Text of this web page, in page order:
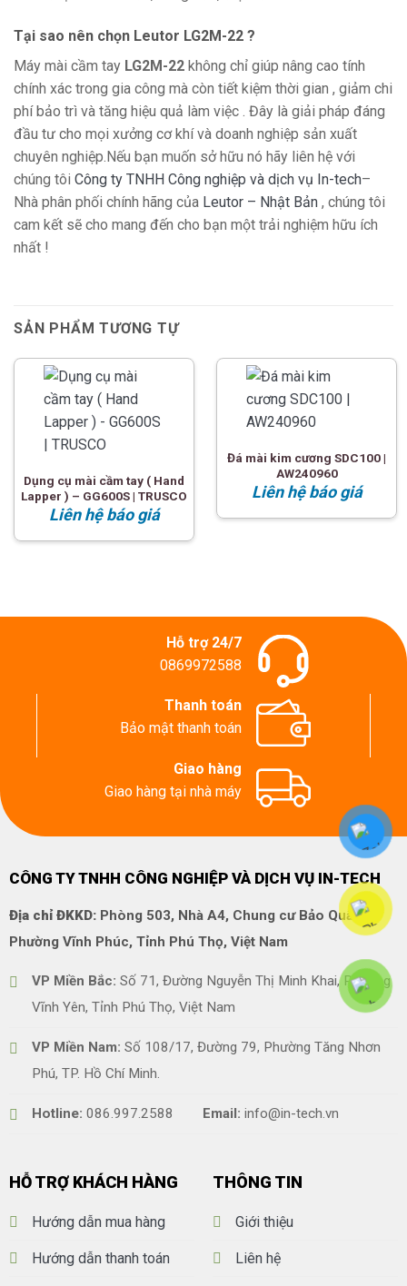
Tại sao nên chọn Leutor LG2M-22 ?
Máy mài cầm tay LG2M-22 không chỉ giúp nâng cao tính
chính xác trong gia công mà còn tiết kiệm thời gian , giảm chi
phí bảo trì và tăng hiệu quả làm việc . Đây là giải pháp đáng
đầu tư cho mọi xưởng cơ khí và doanh nghiệp sản xuất
chuyên nghiệp.Nếu bạn muốn sở hữu nó hãy liên hệ với
chúng tôi Công ty TNHH Công nghiệp và dịch vụ In-tech–
Nhà phân phối chính hãng của Leutor – Nhật Bản , chúng tôi
cam kết sẽ cho mang đến cho bạn một trải nghiệm hữu ích
nhất !
SẢN PHẨM TƯƠNG TỰ
Dụng cụ mài cầm tay ( Hand
Lapper ) – GG600S | TRUSCO
Liên hệ báo giá
Đá mài kim cương SDC100 |
AW240960
Liên hệ báo giá
Hỗ trợ 24/7
0869972588
Thanh toán
Bảo mật thanh toán
Giao hàng
Giao hàng tại nhà máy
CÔNG TY TNHH CÔNG NGHIỆP VÀ DỊCH VỤ IN-TECH
Địa chỉ ĐKKD:Phòng 503, Nhà A4, Chung cư Bảo Quân,
Phường Vĩnh Phúc, Tỉnh Phú Thọ, Việt Nam
VP Miền Bắc: Số 71, Đường Nguyễn Thị Minh Khai, Phường
Vĩnh Yên, Tỉnh Phú Thọ, Việt Nam
VP Miền Nam: Số 108/17, Đường 79, Phường Tăng Nhơn
Phú, TP. Hồ Chí Minh.
Hotline: 086.997.2588 Email: info@in-tech.vn
HỖ TRỢ KHÁCH HÀNG
Hướng dẫn mua hàng
Hướng dẫn thanh toán
THÔNG TIN
Giới thiệu
Liên hệ